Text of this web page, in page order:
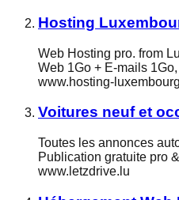
Hosting
Web Hosting pro. from
Web 1Go + E-mails
www.hosting-
Voitures neuf et
Toutes les annonces
Publication gratuite pro
www.letzdrive.lu